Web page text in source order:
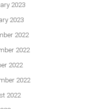
2023
2023
2022
2022
2022
2022
2022